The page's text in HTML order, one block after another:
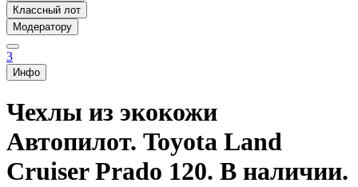
Классный лот
Модератору
3
Инфо
Чехлы из экокожи
Автопилот. Toyota Land
Cruiser Prado 120. В наличии.